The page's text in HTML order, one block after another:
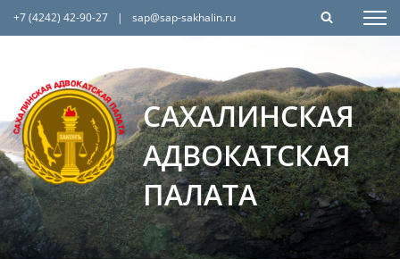
+7 (4242) 42-90-27 | sap@sap-sakhalin.ru
САХАЛИНСКАЯ
АДВОКАТСКАЯ
ПАЛАТА